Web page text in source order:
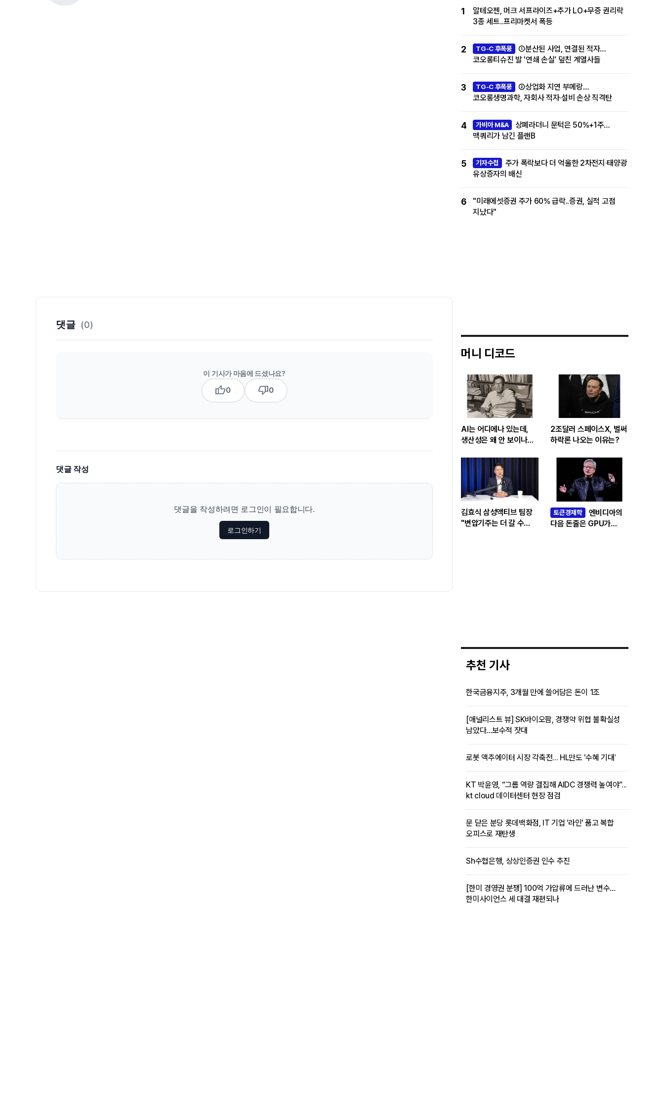
1
알테오젠, 머크 서프라이즈+추가 LO+무증 권리락
3종 세트..프리마켓서 폭등
2 TG-C 후폭풍
①분산된 사업, 연결된 적자…
코오롱티슈진 발 '연쇄 손실' 덮친 계열사들
3 TG-C 후폭풍
②상업화 지연 부메랑…
코오롱생명과학, 자회사 적자·설비 손상 직격탄
4 가비아 M&A
상폐라더니 문턱은 50%+1주…
맥쿼리가 남긴 플랜B
5 기자수첩
주가 폭락보다 더 억울한 2차전지·태양광
유상증자의 배신
6
"미래에셋증권 주가 60% 급락..증권, 실적 고점
지났다"
머니 디코드
AI는 어디에나 있는데,
생산성은 왜 안 보이나…
‘솔로우 패러독스’
2조달러 스페이스X, 벌써
하락론 나오는 이유는?
김효식 삼성액티브 팀장
"변압기주는 더 갈 수
토큰경제학
엔비디아의
다음 돈줄은 GPU가
댓글 (0)
이 기사가 마음에 드셨나요?
thumb_up0 thumb_down0
댓글 작성
댓글을 작성하려면 로그인이 필요합니다.
로그인하기
추천 기사
한국금융지주, 3개월 만에 쓸어담은 돈이 1조
[애널리스트 뷰] SK바이오팜, 경쟁약 위협 불확실성
남았다…보수적 잣대
로봇 액추에이터 시장 각축전... HL만도 '수혜 기대'
KT 박윤영, “그룹 역량 결집해 AIDC 경쟁력 높여야”...
kt cloud 데이터센터 현장 점검
문 닫은 분당 롯데백화점, IT 기업 '라인' 품고 복합
오피스로 재탄생
Sh수협은행, 상상인증권 인수 추진
[한미 경영권 분쟁] 100억 가압류에 드러난 변수…
한미사이언스 세 대결 재편되나